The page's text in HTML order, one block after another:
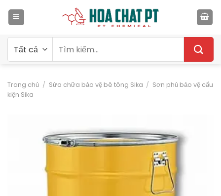
qua
kiếm:
Trang chủ / Sửa chữa bảo vệ bê tông Sika / Sơn phủ bảo vệ cấu
kiện Sika